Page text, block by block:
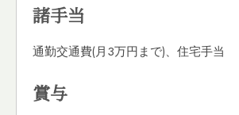
諸手当
通勤交通費(月3万円まで)、住宅手当
賞与